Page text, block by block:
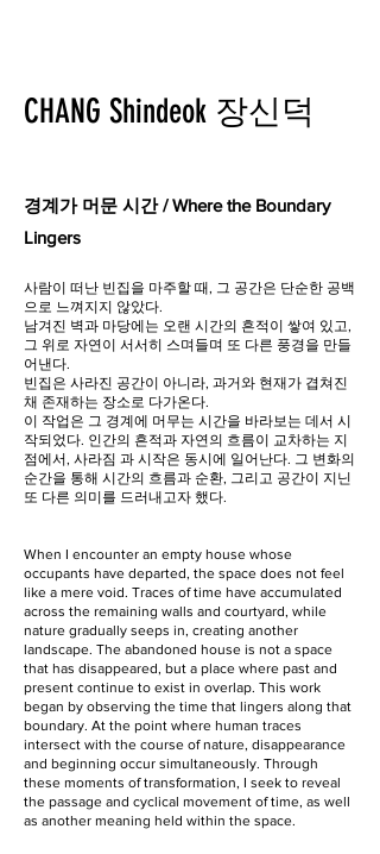
CHANG Shindeok 장신덕
경계가 머문 시간 / Where the Boundary
Lingers
사람이 떠난 빈집을 마주할 때, 그 공간은 단순한 공백
으로 느껴지지 않았다.
남겨진 벽과 마당에는 오랜 시간의 흔적이 쌓여 있고,
그 위로 자연이 서서히 스며들며 또 다른 풍경을 만들
어낸다.
빈집은 사라진 공간이 아니라, 과거와 현재가 겹쳐진
채 존재하는 장소로 다가온다.
이 작업은 그 경계에 머무는 시간을 바라보는 데서 시
작되었다. 인간의 흔적과 자연의 흐름이 교차하는 지
점에서, 사라짐 과 시작은 동시에 일어난다. 그 변화의
순간을 통해 시간의 흐름과 순환, 그리고 공간이 지닌
또 다른 의미를 드러내고자 했다.
When I encounter an empty house whose
occupants have departed, the space does not feel
like a mere void. Traces of time have accumulated
across the remaining walls and courtyard, while
nature gradually seeps in, creating another
landscape. The abandoned house is not a space
that has disappeared, but a place where past and
present continue to exist in overlap. This work
began by observing the time that lingers along that
boundary. At the point where human traces
intersect with the course of nature, disappearance
and beginning occur simultaneously. Through
these moments of transformation, I seek to reveal
the passage and cyclical movement of time, as well
as another meaning held within the space.